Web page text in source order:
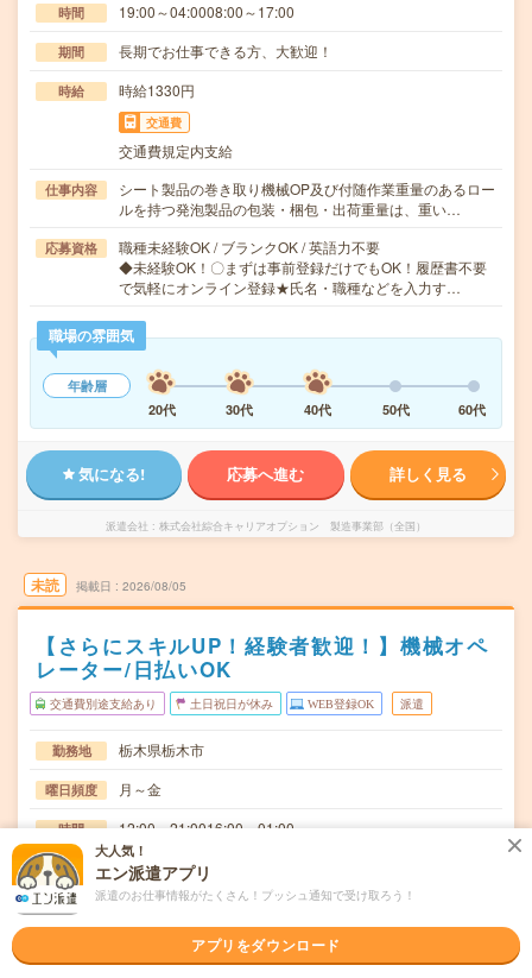
時間 19:00～04:0008:00～17:00
期間 長期でお仕事できる方、大歓迎！
時給 時給1330円
交通費
交通費規定内支給
仕事内容
シート製品の巻き取り機械OP及び付随作業重量のあるロー
ルを持つ発泡製品の包装・梱包・出荷重量は、重い…
応募資格
職種未経験OK / ブランクOK / 英語力不要
◆未経験OK！〇まずは事前登録だけでもOK！履歴書不要
で気軽にオンライン登録★氏名・職種などを入力す…
職場の雰囲気
年齢層
20代
30代 40代 50代 60代
気になる! 応募へ進む 詳しく見る
派遣会社 株式会社綜合キャリアオプション 製造事業部（全国）
未読 掲載日 2026/08/05
【さらにスキルUP！経験者歓迎！】機械オペ
レーター/日払いOK
交通費別途支給あり 土日祝日が休み WEB登録OK 派遣
勤務地 栃木県栃木市
曜日頻度 月～金
時間 12:00～21:0016:00～01:00
期間 長期でお仕事できる方、大歓迎！
時給 時給1350円
交通費規定内支給
大人気！
エン派遣アプリ
派遣のお仕事情報がたくさん！プッシュ通知で受け取ろう！
アプリをダウンロード